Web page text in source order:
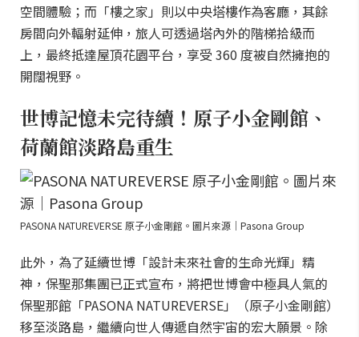
空間體驗；而「樓之家」則以中央塔樓作為客廳，其餘
房間向外輻射延伸，旅人可透過塔內外的階梯拾級而
上，最終抵達屋頂花園平台，享受 360 度被自然擁抱的
開闊視野。
世博記憶未完待續！原子小金剛館、
荷蘭館淡路島重生
PASONA NATUREVERSE 原子小金剛館。圖片來源｜Pasona Group
此外，為了延續世博「設計未來社會的生命光輝」精
神，保聖那集團已正式宣布，將把世博會中極具人氣的
保聖那館「PASONA NATUREVERSE」（原子小金剛館）
移至淡路島，繼續向世人傳遞自然宇宙的宏大願景。除